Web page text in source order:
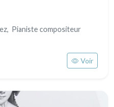
Pianiste compositeur
Voir